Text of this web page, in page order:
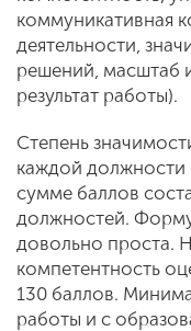
коммуникативная
деятельности,
решений, масштаб
результат работы).
Степень
каждой должности
сумме баллов
должностей.
довольно проста.
компетентность
130 баллов.
работы и с